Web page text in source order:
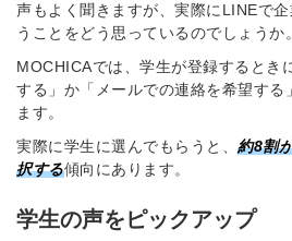
声もよく聞きますが、実際にLINEで
うことをどう思っているのでしょうか。
MOCHICAでは、学生が登録するとき
する」か「メールでの連絡を希望する
ます。
実際に学生に選んでもらうと、 約8割
択する傾向にあります。
学生の声をピックアップ